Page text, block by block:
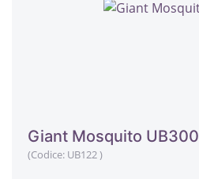
Giant Mosquito UB300
(Codice: UB122)